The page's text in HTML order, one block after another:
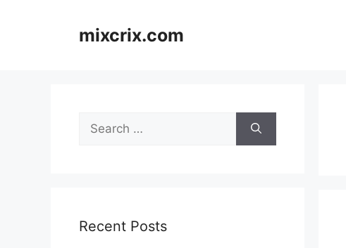
mixcrix.com
Search
for:
Recent Posts